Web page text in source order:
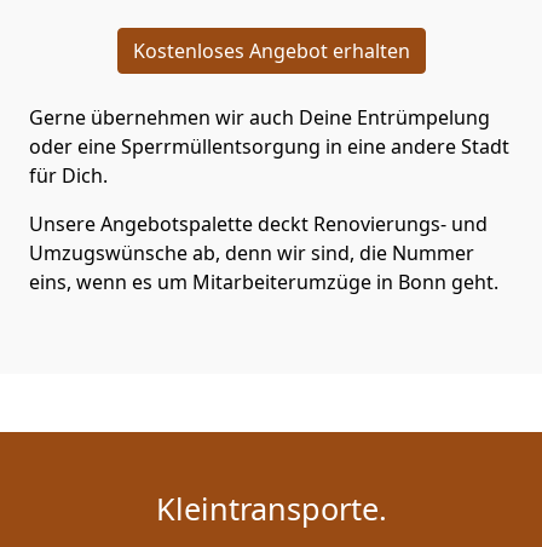
Kostenloses Angebot erhalten
Gerne übernehmen wir auch Deine Entrümpelung
oder eine Sperrmüllentsorgung in eine andere Stadt
für Dich.
Unsere Angebotspalette deckt Renovierungs- und
Umzugswünsche ab, denn wir sind, die Nummer
eins, wenn es um Mitarbeiterumzüge in Bonn geht.
Kleintransporte.